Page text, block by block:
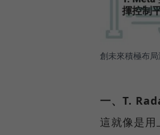
創未來積極布
一、T.
這就像是